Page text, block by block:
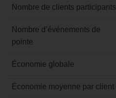
Nombre de clients participants
Nombre d’événements de
pointe
Économie globale
Économie moyenne par client